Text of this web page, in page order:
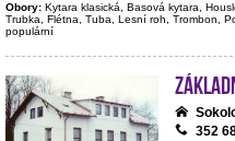
Obory: Kytara klasická, Basová kytara,
Trubka, Flétna, Tuba, Lesní roh, Trombon,
populární
352